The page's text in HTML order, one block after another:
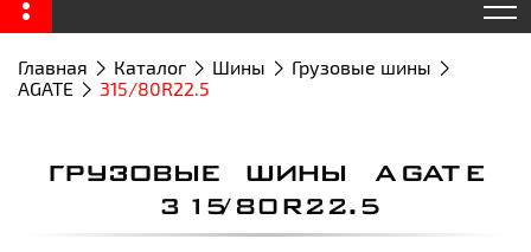
Главная Каталог Шины
Грузовые шины
AGATE
315/80R22.5
ГРУЗОВЫЕ ШИНЫ AGATE
315/80R22.5